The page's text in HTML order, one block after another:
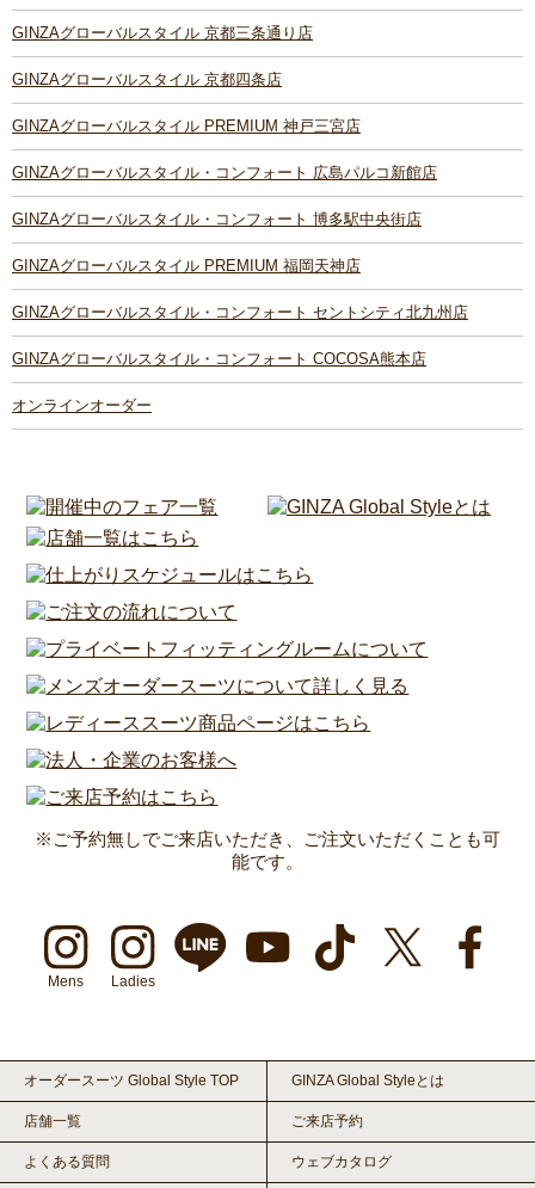
GINZAグローバルスタイル 京都三条通り店
GINZAグローバルスタイル 京都四条店
GINZAグローバルスタイル PREMIUM 神戸三宮店
GINZAグローバルスタイル・コンフォート 広島パルコ新館店
GINZAグローバルスタイル・コンフォート 博多駅中央街店
GINZAグローバルスタイル PREMIUM 福岡天神店
GINZAグローバルスタイル・コンフォート セントシティ北九州店
GINZAグローバルスタイル・コンフォート COCOSA熊本店
オンラインオーダー
※ご予約無しでご来店いただき、ご注文いただくことも可
能です。
Mens Ladies
オーダースーツ Global Style TOP GINZA Global Styleとは
店舗一覧 ご来店予約
よくある質問 ウェブカタログ